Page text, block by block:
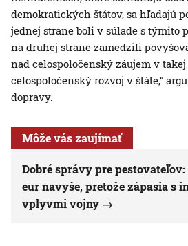
demokratických štátov, sa hľadajú
jednej strane boli v súlade s týmito
na druhej strane zamedzili
nad celospoločenský záujem v
celospoločenský rozvoj v štáte,“
dopravy.
Môže vás zaujímať
Dobré správy pre
eur navyše, pretože zápasia s
vplyvmi vojny